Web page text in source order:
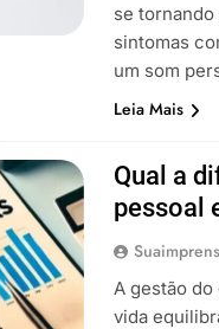
se
sintomas
um som
Leia Mais
Qual a
pessoal
A gestão
vida